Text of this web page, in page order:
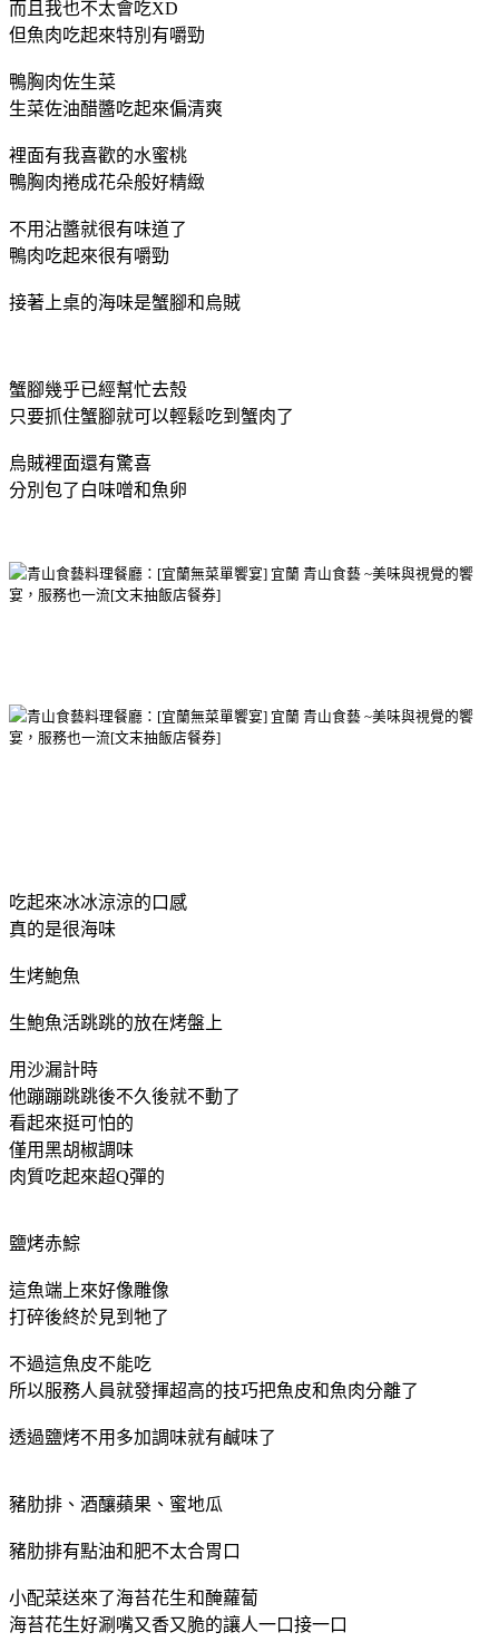
而且我也不太會吃XD
但魚肉吃起來特別有嚼勁
鴨胸肉佐生菜
生菜佐油醋醬吃起來偏清爽
裡面有我喜歡的水蜜桃
鴨胸肉捲成花朵般好精緻
不用沾醬就很有味道了
鴨肉吃起來很有嚼勁
接著上桌的海味是蟹腳和烏賊
蟹腳幾乎已經幫忙去殼
只要抓住蟹腳就可以輕鬆吃到蟹肉了
烏賊裡面還有驚喜
分別包了白味噌和魚卵
吃起來冰冰涼涼的口感
真的是很海味
生烤鮑魚
生鮑魚活跳跳的放在烤盤上
用沙漏計時
他蹦蹦跳跳後不久後就不動了
看起來挺可怕的
僅用黑胡椒調味
肉質吃起來超Q彈的
鹽烤赤鯮
這魚端上來好像雕像
打碎後終於見到牠了
不過這魚皮不能吃
所以服務人員就發揮超高的技巧把魚皮和魚肉分離了
透過鹽烤不用多加調味就有鹹味了
豬肋排、酒釀蘋果、蜜地瓜
豬肋排有點油和肥不太合胃口
小配菜送來了海苔花生和醃蘿蔔
海苔花生好涮嘴又香又脆的讓人一口接一口